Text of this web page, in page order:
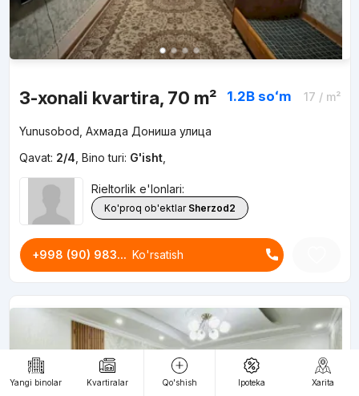
3-xonali kvartira, 70 m² 1.2B soʻm 17 / m²
Yunusobod, Ахмада Дониша улица
Qavat: 2/4 Bino turi: G'isht,
Rieltorlik e'lonlari:
Ko'proq ob'ektlar Sherzod2
+998 (90) 983... Ko'rsatish
Yangi binolar Kvartiralar Qo'shish Ipoteka Xarita